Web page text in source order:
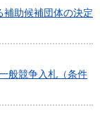
助候補団体の決定
般競争入札（条件